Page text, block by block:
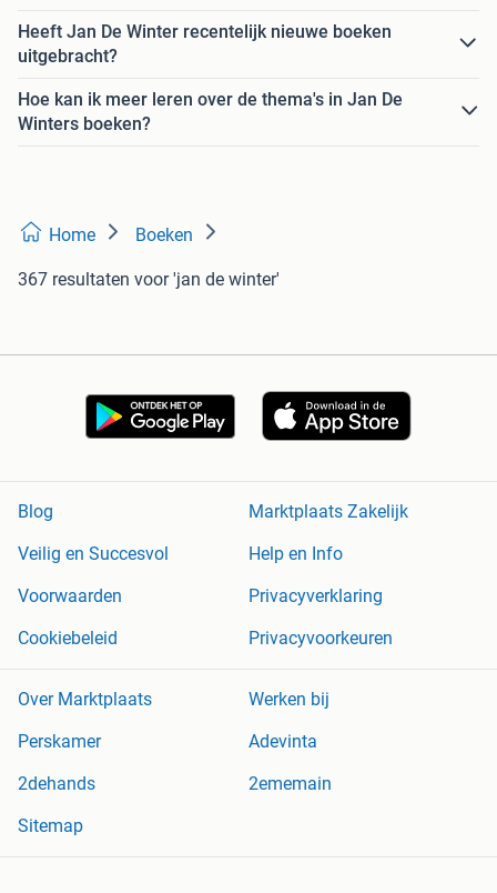
Heeft Jan De Winter recentelijk nieuwe boeken
uitgebracht?
Hoe kan ik meer leren over de thema's in Jan De
Winters boeken?
Home Boeken
367 resultaten voor 'jan de winter'
Blog
Marktplaats Zakelijk
Veilig en Succesvol
Help en Info
Voorwaarden
Privacyverklaring
Cookiebeleid
Privacyvoorkeuren
Over Marktplaats
Werken bij
Perskamer
Adevinta
2dehands
2ememain
Sitemap